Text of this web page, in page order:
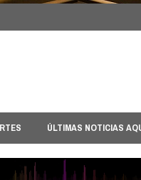
ÚLTIMAS NOTICIAS